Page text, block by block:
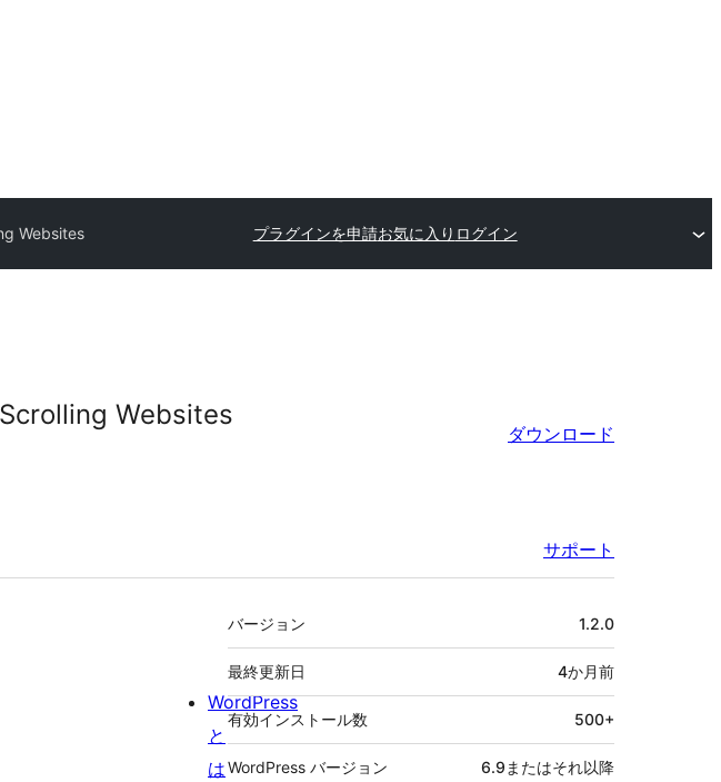
Websites プラグインを申請お気に入り ログイン
Websites
ダウンロード
サポート
メ
タ
バージョン 1.2.0
最終更新日 4か月前
有効インストール数 500+
WordPress バージョン 6.9またはそれ以降
WordPress
と
は